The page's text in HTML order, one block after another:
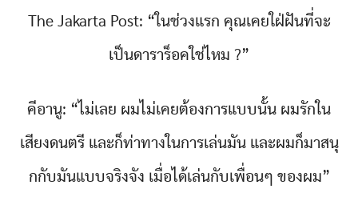
The Jakarta Post: “ในช่วงแรก คุณเคยใฝ่ฝันที่จะ
เป็นดาราร็อคใช่ไหม ?”
คีอานู: “ไม่เลย ผมไม่เคยต้องการแบบนั้น ผมรักใน
เสียงดนตรี และก็ท่าทางในการเล่นมัน และผมก็มาสนุ
กกับมันแบบจริงจัง เมื่อได้เล่นกับเพื่อนๆ ของผม”